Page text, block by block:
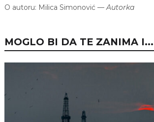
O autoru: Milica Simonović —Autorka
MOGLO BI DA TE ZANIMA I...